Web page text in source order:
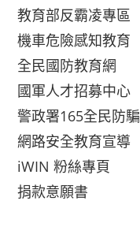
教育部反霸凌專區
機車危險感知教育
全民國防教育網
國軍人才招募中心
警政署165全民防騙
網路安全教育宣導
iWIN 粉絲專頁
捐款意願書